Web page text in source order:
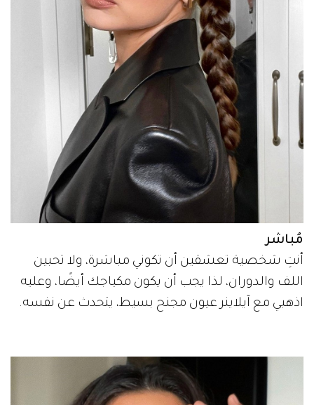
مُباشر
أنتِ شخصية تعشقين أن تكوني مباشرة، ولا تحبين
اللف والدوران، لذا يجب أن يكون مكياجك أيضًا، وعليه
اذهبي مع آيلاينر عيون مجنح بسيط، يتحدث عن نفسه.